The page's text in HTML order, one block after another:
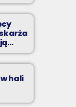
hali